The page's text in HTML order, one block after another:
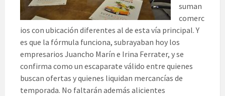
suman
comerc
ios con ubicación diferentes al de esta vía principal. Y
es que la fórmula funciona, subrayaban hoy los
empresarios Juancho Marín e Irina Ferrater, y se
confirma como un escaparate válido entre quienes
buscan ofertas y quienes liquidan mercancías de
temporada. No faltarán además alicientes